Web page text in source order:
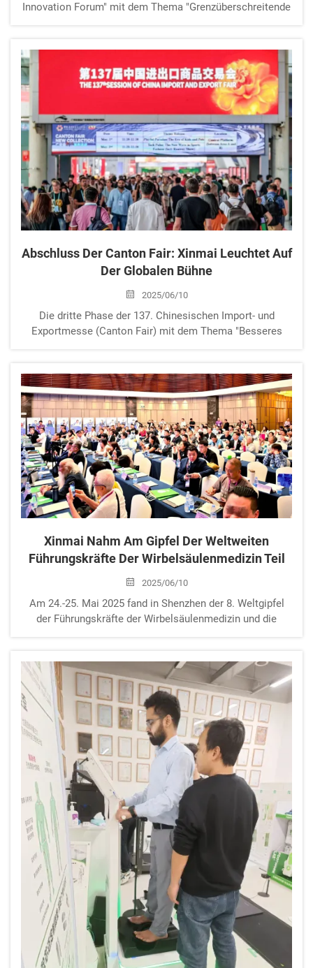
Innovation Forum" mit dem Thema "Grenzüberschreitende
Plug and Play China gemeinsam mit dem
Technologieinnovationszentrum der Tsinghua-Universität
...
Abschluss Der Canton Fair: Xinmai Leuchtet Auf
Der Globalen Bühne
2025/06/10
Die dritte Phase der 137. Chinesischen Import- und
Exportmesse (Canton Fair) mit dem Thema "Besseres
Fair zog über 220000 ...
Xinmai Nahm Am Gipfel Der Weltweiten
Führungskräfte Der Wirbelsäulenmedizin Teil
2025/06/10
Am 24.-25. Mai 2025 fand in Shenzhen der 8. Weltgipfel
der Führungskräfte der Wirbelsäulenmedizin und die
teilzunehmen und präsentierte dort ihre AI-Lösung für Fuß-
und Wirbelsäulen-Gesundheit ...